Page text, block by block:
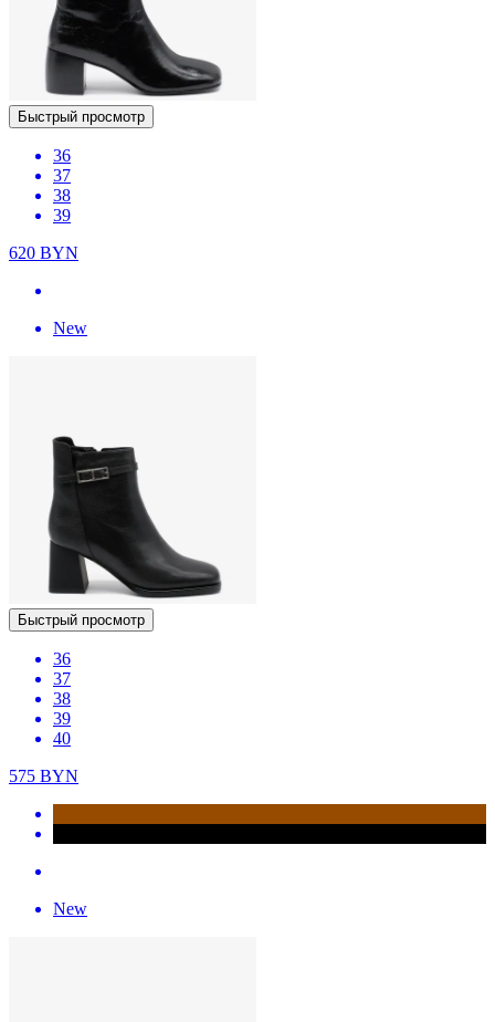
Быстрый просмотр
36
37
38
39
620 BYN
New
Быстрый просмотр
36
37
38
39
40
575 BYN
New